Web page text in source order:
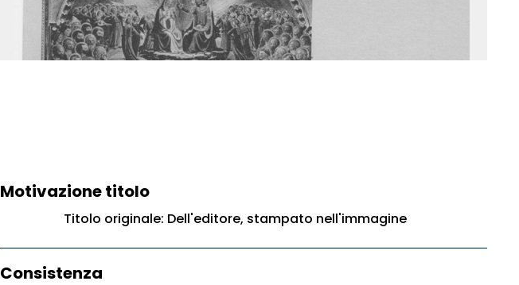
Motivazione titolo
Titolo originale: Dell'editore, stampato nell'immagine
Consistenza